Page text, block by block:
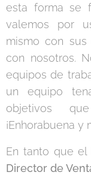
esta forma se
valemos por
mismo con
con nosotros.
equipos de
un equipo
objetivos
¡Enhorabuena y
En tanto que el
Director de